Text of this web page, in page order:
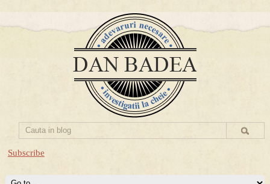
Subscribe